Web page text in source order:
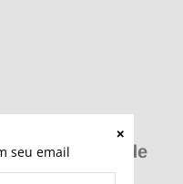
seu email
no mercado de